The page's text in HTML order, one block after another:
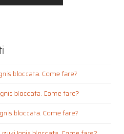
bloccata. Come fare?
bloccata. Come fare?
bloccata. Come fare?